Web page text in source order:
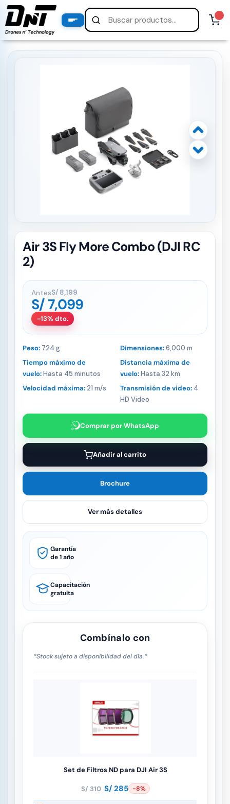
Air 3S Fly More Combo (DJI RC
2)
AntesS/ 8,199
S/7,099
-13% dto.
Peso: 724 g Dimensiones:6,000 m
Tiempo máximo de
vuelo:Hasta 45 minutos
Distancia máxima de
vuelo:Hasta 32 km
Velocidad máxima: 21 m/s Transmisión de video: 4
HD Video
Comprar por WhatsApp
Añadir al carrito
Brochure
Ver más detalles
Garantía
de 1 año
Capacitación
gratuita
Combínalo con
*Stock sujeto a disponibilidad del día.*
Set de Filtros ND para DJI Air 3S
S/ 310
El
S/285El-8%
PRODUCTOS
productos destacados